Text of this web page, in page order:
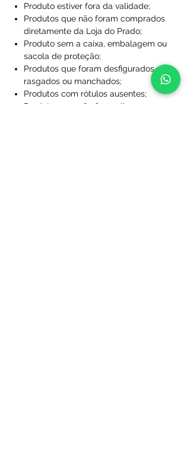
Produto estiver fora da validade;
Produtos que não foram comprados
diretamente da Loja do Prado;
Produto sem a caixa, embalagem ou
sacola de proteção;
Produtos que foram desfigurados,
rasgados ou manchados;
Produtos com rótulos ausentes;
Produtos que não foram limpos;